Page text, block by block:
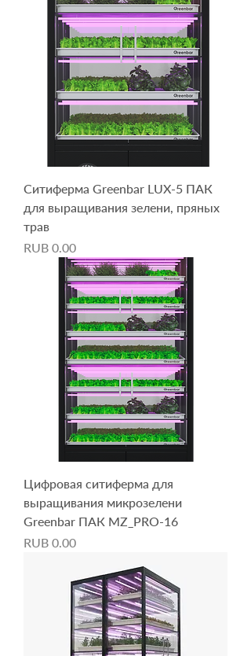
Ситиферма Greenbar LUX-5 ПАК
для выращивания зелени, пряных
трав
Price
RUB 0.00
Цифровая ситиферма для
выращивания микрозелени
Greenbar ПАК MZ_PRO-16
Price
RUB 0.00